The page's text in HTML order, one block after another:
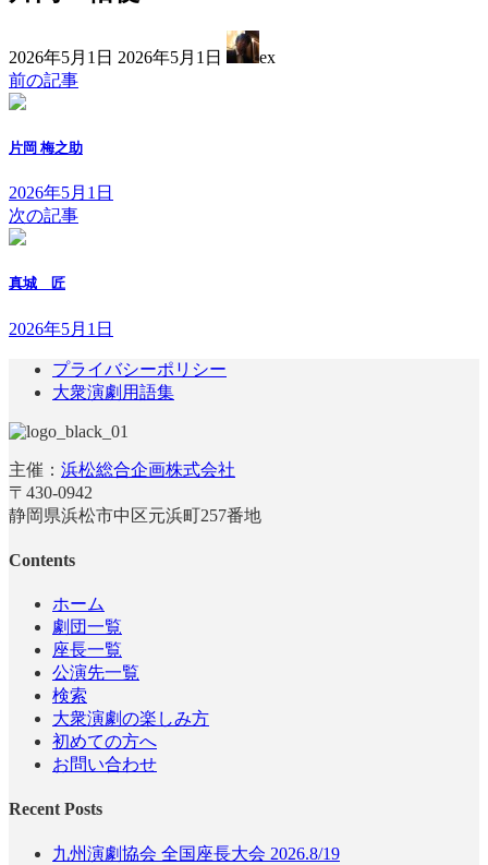
2026年5月1日 終
2026年5月1日
ex
前の記事
片岡 梅之助
2026年5月1日
次の記事
真城 匠
2026年5月1日
プライバシーポリシー
大衆演劇用語集
主催： 浜松総合企画株式会社
〒430-0942
静岡県浜松市中区元浜町257番地
Contents
ホーム
劇団一覧
座長一覧
公演先一覧
検索
大衆演劇の楽しみ方
初めての方へ
お問い合わせ
Recent Posts
九州演劇協会 全国座長大会 2026.8/19